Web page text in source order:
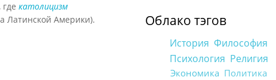
католицизм
Латинской Америки).
Облако тэгов
История Философия
Психология Религия
Экономика Политика